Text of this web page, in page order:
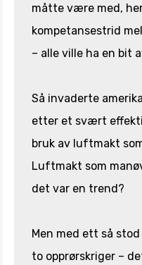
måtte være med,
kompetansestrid
– alle ville ha en bit
Så invaderte
etter et svært
bruk av luftmakt
Luftmakt som
det var en trend?
Men med ett så
to opprørskriger –